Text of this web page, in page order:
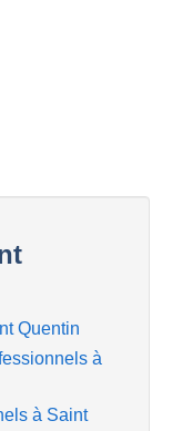
Quentin
à
à Saint